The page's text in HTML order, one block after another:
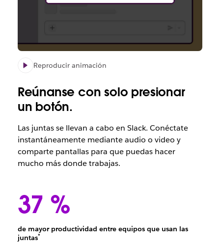
Reproducir animación
Reúnanse con solo presionar
un botón.
Las juntas se llevan a cabo en Slack. Conéctate
instantáneamente mediante audio o video y
comparte pantallas para que puedas hacer
mucho más donde trabajas.
37 %
de mayor productividad entre equipos que usan las
juntas*